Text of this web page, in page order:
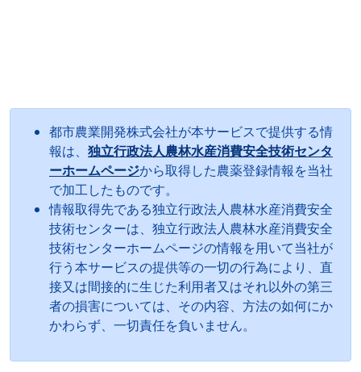
都市農業開発株式会社が本サービスで提供する情
報は、 独立行政法人農林水産消費安全技術センタ
ーホームページから取得した農薬登録情報を当社
で加工したものです。
情報取得先である独立行政法人農林水産消費安全
技術センターは、独立行政法人農林水産消費安全
技術センターホームページの情報を用いて当社が
行う本サービスの提供等の一切の行為により、直
接又は間接的に生じた利用者又はそれ以外の第三
者の損害については、その内容、方法の如何にか
かわらず、一切責任を負いません。